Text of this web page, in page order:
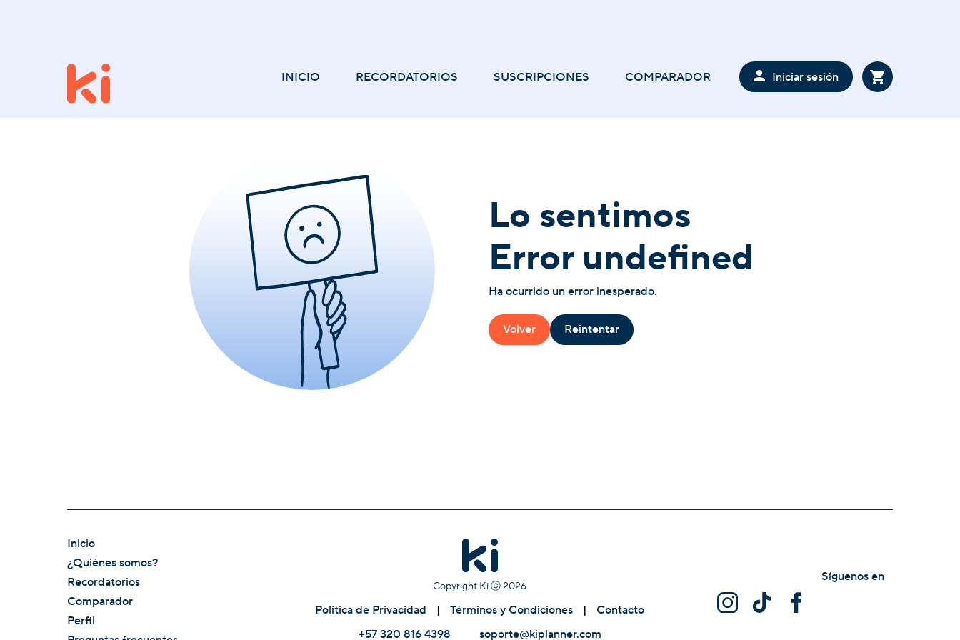
INICIO RECORDATORIOS SUSCRIPCIONES COMPARADOR Iniciar sesión
Lo sentimos
Error undefined
Ha ocurrido un error inesperado.
Volver Reintentar
Inicio
¿Quiénes somos?
Recordatorios
Comparador
Perfil
Copyright Ki ⓒ2026
Política de Privacidad | Términos y Condiciones |
Contacto
+57 320 816 4398
soporte@kiplanner.com
Síguenos en